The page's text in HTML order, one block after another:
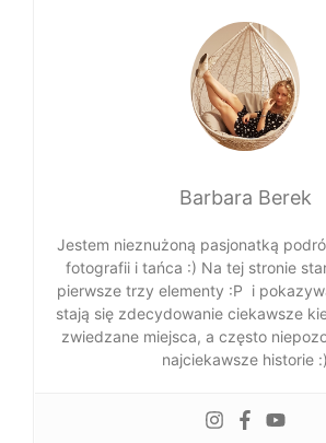
Barbara Berek
Jestem nieznużoną pasjonatką
fotografii i tańca :) Na tej stronie
pierwsze trzy elementy :P i
stają się zdecydowanie ciekawsze
zwiedzane miejsca, a często
najciekawsze historie :)